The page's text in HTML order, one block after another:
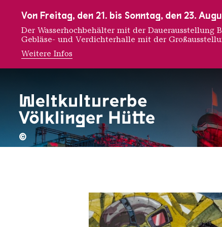
Deih
©
Von Freitag, den 21. bis Sonntag, den 23.
Der Wasserhochbehälter mit der Dauerausstellung
Gebläse- und Verdichterhalle mit der
Weitere Infos